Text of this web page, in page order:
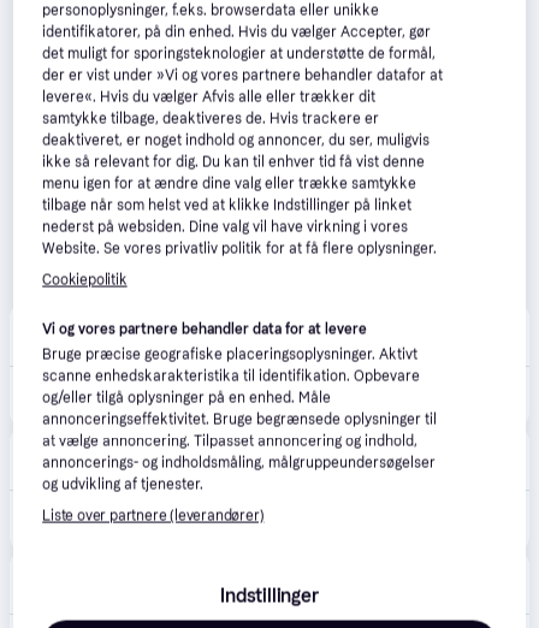
Lentiamo
34 kr. fragt,4 dage
Air Optix Plus Hydraglyde (6 linser)
Eller 3 betalinger af 76 kr.
AI Eyewear 3.7(3)
48 kr. fragt ,2-4 dage
1-3 dage
personoplysninger, f.eks. browserdata eller unikke
identifikatorer, på din enhed. Hvis du vælger Accepter, gør
det muligt for sporingsteknologier at understøtte de formål,
der er vist under »Vi og vores partnere behandler datafor at
levere«. Hvis du vælger Afvis alle eller trækker dit
samtykke tilbage, deaktiveres de. Hvis trackere er
deaktiveret, er noget indhold og annoncer, du ser, muligvis
ikke så relevant for dig. Du kan til enhver tid få vist denne
menu igen for at ændre dine valg eller trække samtykke
tilbage når som helst ved at klikke Indstillinger på linket
nederst på websiden. Dine valg vil have virkning i vores
Website. Se vores privatliv politik for at få flere oplysninger.
Cookiepolitik
Vi og vores partnere behandler data for at levere
Bruge præcise geografiske placeringsoplysninger. Aktivt
scanne enhedskarakteristika til identifikation. Opbevare
og/eller tilgå oplysninger på en enhed. Måle
annonceringseffektivitet. Bruge begrænsede oplysninger til
at vælge annoncering. Tilpasset annoncering og indhold,
annoncerings- og indholdsmåling, målgruppeundersøgelser
og udvikling af tjenester.
Liste over partnere (leverandører)
Indstillinger